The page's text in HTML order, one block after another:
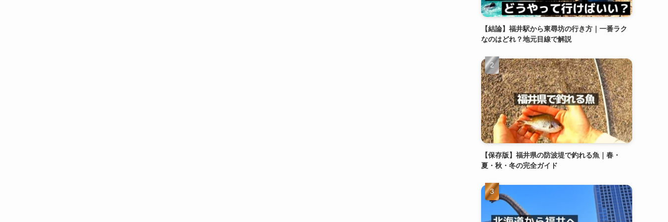
【結論】福井駅から東尋坊の行き方｜一番ラク
なのはどれ？地元目線で解説
【保存版】福井県の防波堤で釣れる魚｜春・
夏・秋・冬の完全ガイド